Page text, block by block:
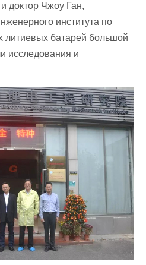
доктор Чжоу Ган,
института по
литиевых батарей большой
исследования и